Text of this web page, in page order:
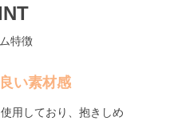
特徴
い素材感
用しており、抱きしめ